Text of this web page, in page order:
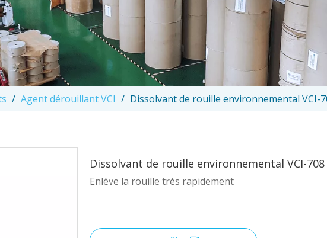
/ Agent dérouillant VCI / Dissolvant de rouille environnemental VCI-
Dissolvant de rouille environnemental VCI-708
Enlève la rouille très rapidement